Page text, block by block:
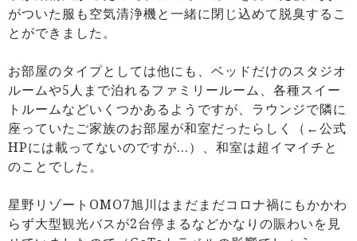
がついた服も空気清浄機と一緒に閉じ込めて脱臭するこ
とができました。
お部屋のタイプとしては他にも、ベッドだけのスタジオ
ルームや5人まで泊れるファミリールーム、各種スイー
トルームなどいくつかあるようですが、ラウンジで隣に
座っていたご家族のお部屋が和室だったらしく（←公式
HPには載ってないのですが…）、和室は超イマイチと
のことでした。
星野リゾートOMO7旭川はまだまだコロナ禍にもかかわ
らず大型観光バスが2台停まるなどかなりの賑わいを見